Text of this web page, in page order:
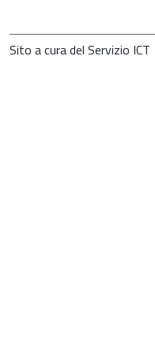
Sito a cura del Servizio ICT